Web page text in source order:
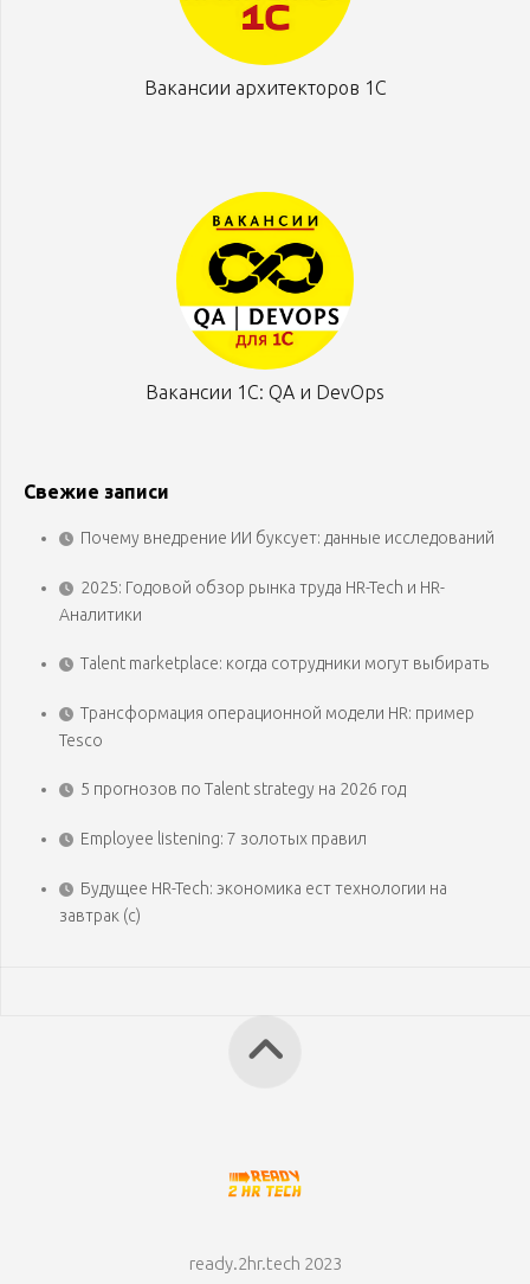
Вакансии архитекторов 1С
Вакансии 1С: QA и DevOps
Свежие записи
Почему внедрение ИИ буксует: данные исследований
2025: Годовой обзор рынка труда HR-Tech и HR-
Аналитики
Talent marketplace: когда сотрудники могут выбирать
Трансформация операционной модели HR: пример
Tesco
5 прогнозов по Talent strategy на 2026 год
Employee listening: 7 золотых правил
Будущее HR-Tech: экономика ест технологии на
завтрак (с)
ready.2hr.tech 2023